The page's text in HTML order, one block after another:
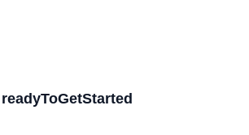
readyToGetStarted